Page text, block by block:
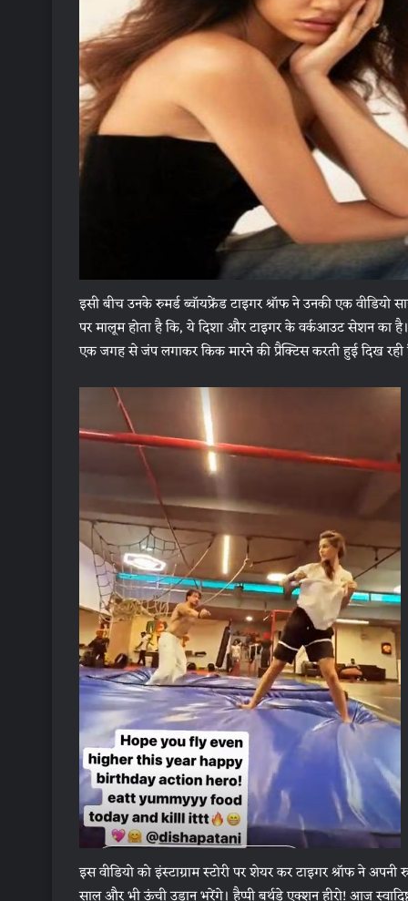
इसी बीच उनके रुमर्ड ब्वॉयफ्रेंड टाइगर श्रॉफ ने उनकी एक वीडियो
पर मालूम होता है कि, ये दिशा और टाइगर के वर्कआउट सेशन का
एक जगह से जंप लगाकर किक मारने की प्रैक्टिस करती हुई दिख रही
इस वीडियो को इंस्टाग्राम स्टोरी पर शेयर कर टाइगर श्रॉफ ने